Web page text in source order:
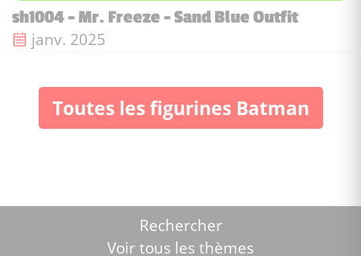
sh1004 - Mr. Freeze - Sand Blue Outfit
Date de sortie :
janv. 2025
Toutes les figurines Batman
Rechercher
Voir tous les thèmes